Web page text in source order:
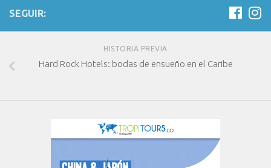
SEGUIR:
HISTORIA PREVIA
Hard Rock Hotels: bodas de ensueño en el Caribe